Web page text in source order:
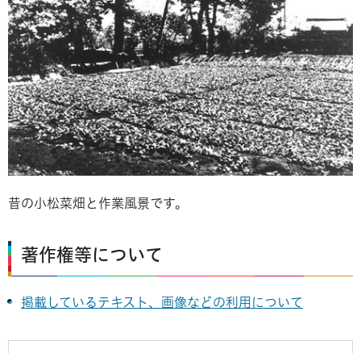
昔の小松菜畑と作業風景です。
著作権等について
掲載しているテキスト、画像などの利用について